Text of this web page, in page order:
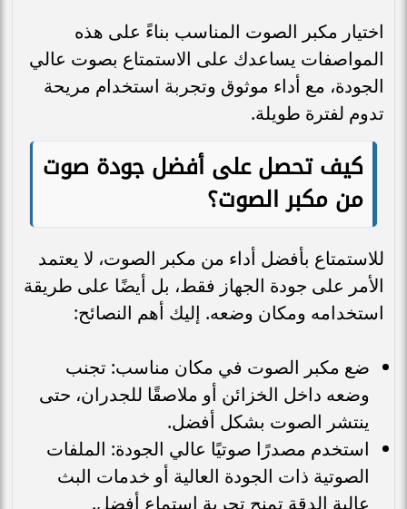
اختيار مكبر الصوت المناسب بناءً على هذه
المواصفات يساعدك على الاستمتاع بصوت عالي
الجودة، مع أداء موثوق وتجربة استخدام مريحة
تدوم لفترة طويلة.
كيف تحصل على أفضل جودة صوت
من مكبر الصوت؟
للاستمتاع بأفضل أداء من مكبر الصوت، لا يعتمد
الأمر على جودة الجهاز فقط، بل أيضًا على طريقة
استخدامه ومكان وضعه. إليك أهم النصائح:
ضع مكبر الصوت في مكان مناسب: تجنب
وضعه داخل الخزائن أو ملاصقًا للجدران، حتى
ينتشر الصوت بشكل أفضل.
استخدم مصدرًا صوتيًا عالي الجودة: الملفات
الصوتية ذات الجودة العالية أو خدمات البث
عالية الدقة تمنح تجربة استماع أفضل.